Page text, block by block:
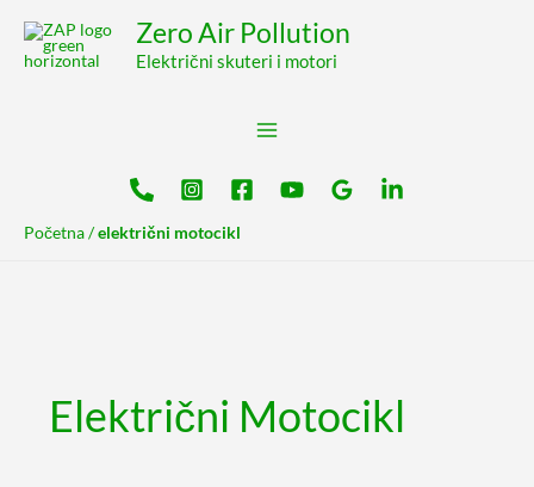
sadržaj
Zero Air Pollution
Električni skuteri i motori
Početna/električni motocikl
Električni Motocikl